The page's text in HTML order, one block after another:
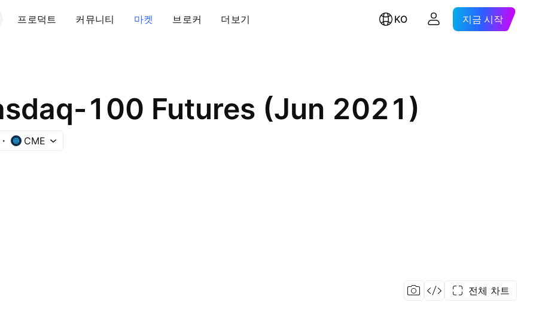
프로덕트 커뮤니티 마켓 브로커 더보기 KO 지금 시작
100 Futures (Jun 2021)
CME
전체 차트